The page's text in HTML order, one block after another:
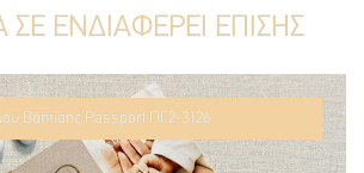
ΕΝΔΙΑΦΕΡΕΙ ΕΠΙΣΗΣ
Βάπτισης Passport ΠΓ2-3126